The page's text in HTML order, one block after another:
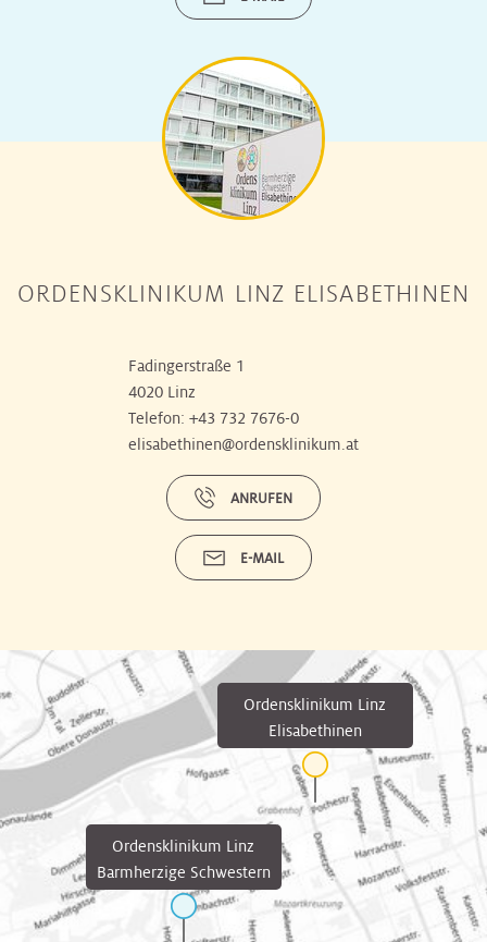
ORDENSKLINIKUM LINZ ELISABETHINEN
Fadingerstraße 1
4020 Linz
Telefon: +43 732 7676-0
elisabethinen@ordensklinikum.at
ANRUFEN
E-MAIL
Ordensklinikum Linz
Barmherzige Schwestern
Ordensklinikum Linz
Elisabethinen